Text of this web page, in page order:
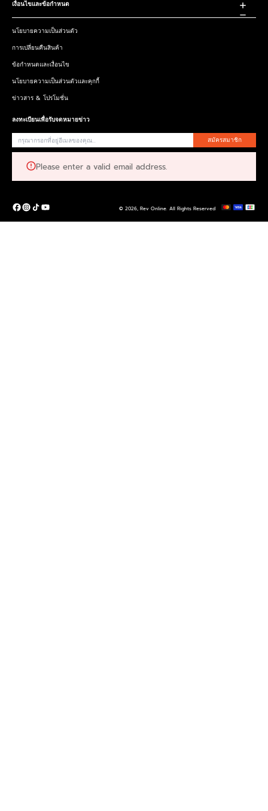
เงื่อนไขและข้อกำหนด
นโยบายความเป็นส่วนตัว
การเปลี่ยนคืนสินค้า
ข้อกำหนดและเงื่อนไข
นโยบายความเป็นส่วนตัวและคุกกี้
ข่าวสาร & โปรโมชั่น
ลงทะเบียนเพื่อรับจดหมายข่าว
สมัครสมาชิก
Please enter a valid email address.
© 2026, Rev Online. All Rights Reserved